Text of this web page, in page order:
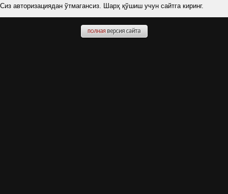
Сиз авторизациядан ўтмагансиз. Шарҳ қўшиш учун сайтга киринг.